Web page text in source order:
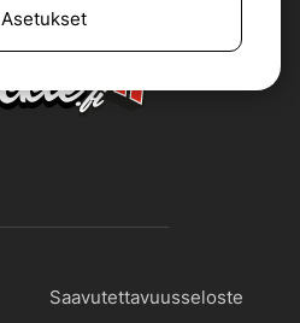
Saavutettavuusseloste
Asetukset